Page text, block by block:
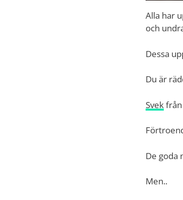
Alla har
och
Dessa
Du är
Svek
De goda
Men..